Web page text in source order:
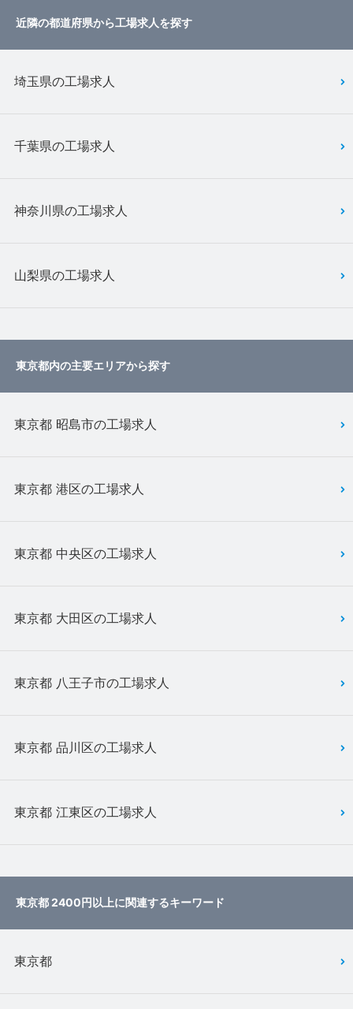
近隣の都道府県から工場求人を探す
埼玉県の工場求人
千葉県の工場求人
神奈川県の工場求人
山梨県の工場求人
東京都内の主要エリアから探す
東京都 昭島市の工場求人
東京都 港区の工場求人
東京都 中央区の工場求人
東京都 大田区の工場求人
東京都 八王子市の工場求人
東京都 品川区の工場求人
東京都 江東区の工場求人
東京都 2400円以上に関連するキーワード
東京都